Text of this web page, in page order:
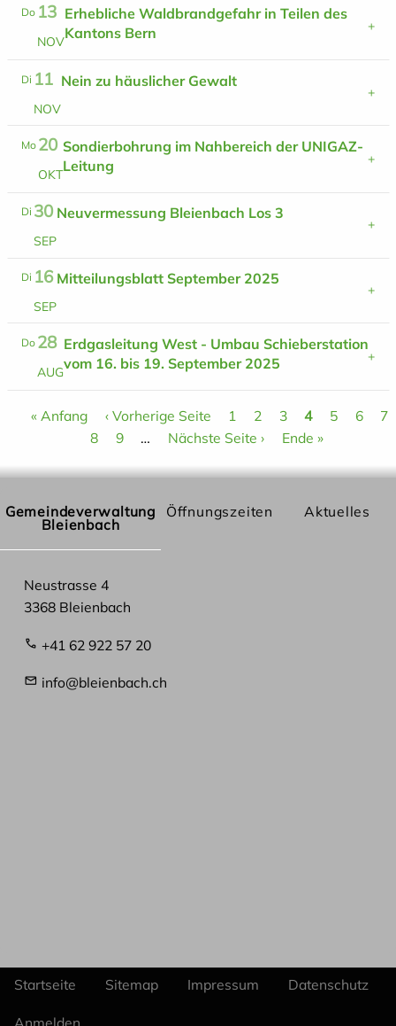
Do 13
NOV
Erhebliche Waldbrandgefahr in Teilen des
Kantons Bern
Di 11
NOV
Nein zu häuslicher Gewalt
Mo 20
OKT
Sondierbohrung im Nahbereich der UNIGAZ-
Leitung
Di 30
SEP
Neuvermessung Bleienbach Los 3
Di 16
SEP
Mitteilungsblatt September 2025
Do 28
AUG
Erdgasleitung West - Umbau Schieberstation
vom 16. bis 19. September 2025
Seitennummerierung
Erste
« Anfang
Vorherige
Seite
‹ Vorherige Seite Page
1 Page
2 Page
3
Aktuelle
Seite
4 Page
5 Page
6
7
Page
8 Page
9 …
Nächste
Nächste Seite ›
Letzte
Ende »
Gemeindeverwaltung
Bleienbach
Öffnungszeiten Aktuelles
Neustrasse 4
3368 Bleienbach
+41 62 922 57 20
info@bleienbach.ch
Fußzeile
Startseite Sitemap Impressum Datenschutz
Benutzermenü